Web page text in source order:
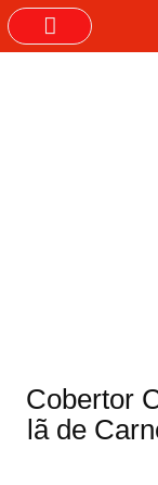
Cobertor
lã de